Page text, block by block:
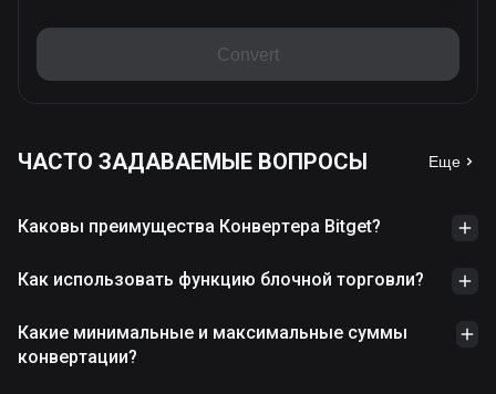
Convert
ЧАСТО ЗАДАВАЕМЫЕ ВОПРОСЫ Еще
Каковы преимущества Конвертера Bitget?
Как использовать функцию блочной торговли?
Какие минимальные и максимальные суммы
конвертации?